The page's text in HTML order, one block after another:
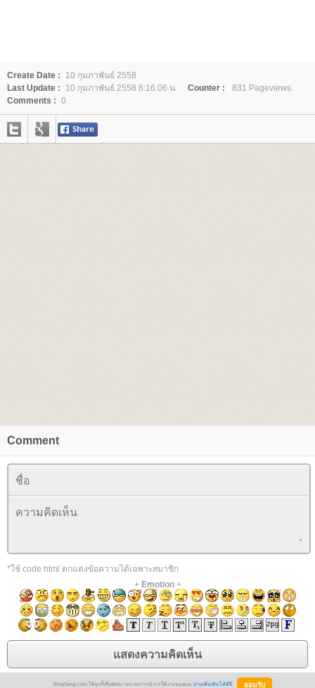
Create Date :
10 กุมภาพันธ์ 2558
Last Update :
10 กุมภาพันธ์ 2558 8:16:06 น. Counter :
831 Pageviews.
Comments : 0
Comment
*ใช้ code html ตกแต่งข้อความได้เฉพาะสมาชิก
+ Emotion+
BlogGang.com ใช้คุกกี้เพื่อพัฒนาประสบการณ์การใช้งานของคุณ อ่านเพิ่มเติมได้ที่นี่